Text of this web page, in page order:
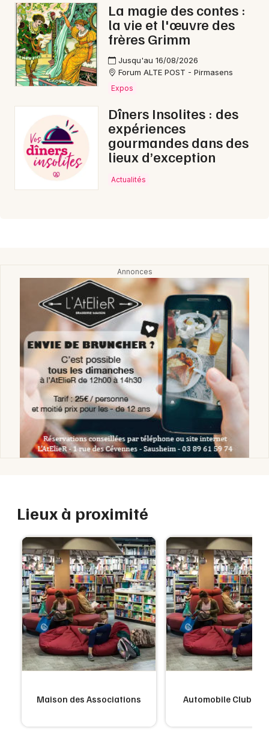
La magie des contes :
la vie et l'œuvre des
frères Grimm
Jusqu'au 16/08/2026
Forum ALTE POST - Pirmasens
Expos
Dîners Insolites : des
expériences
gourmandes dans des
lieux d’exception
Actualités
Lieux à proximité
Maison des Associations Automobile Club